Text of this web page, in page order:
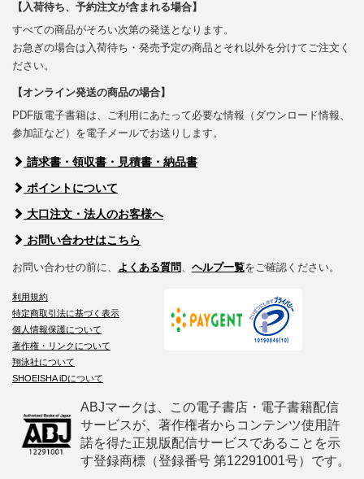
【入荷待ち、予約注文が含まれる場合】
すべての商品がそろい次第の発送となります。
お急ぎの場合は入荷待ち・発売予定の商品とそれ以外を分けてご注文く
ださい。
【オンライン発送の商品の場合】
PDF版電子書籍は、ご利用にあたって必要な情報（ダウンロード情報、
参加証など）を電子メールでお送りします。
請求書・領収書・見積書・納品書
ポイントについて
大口注文・法人のお客様へ
お問い合わせはこちら
お問い合わせの前に、 よくある質問、 ヘルプ一覧をご確認ください。
利用規約
特定商取引法に基づく表示
個人情報保護について
著作権・リンクについて
翔泳社について
SHOEISHA iDについて
ABJマークは、この電子書店・電子書籍配信
サービスが、著作権者からコンテンツ使用許
諾を得た正規版配信サービスであることを示
す登録商標（登録番号 第12291001号）です。